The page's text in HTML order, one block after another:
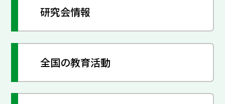
研究会情報
全国の教育活動